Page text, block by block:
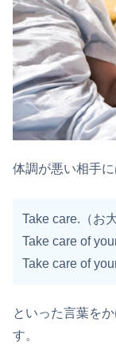
体調が悪い相手に
Take care.（お
Take care of
Take care of
といった言葉を
す。